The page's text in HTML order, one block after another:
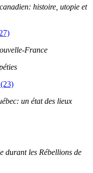
histoire, utopie et
France
un état des lieux
durant les Rébellions de